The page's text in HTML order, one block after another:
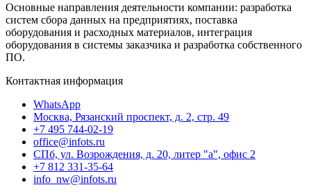
Основные направления деятельности компании: разработка
систем сбора данных на предприятиях, поставка
оборудования и расходных материалов, интеграция
оборудования в системы заказчика и разработка собственного
ПО.
Контактная информация
WhatsApp
Москва, Рязанский проспект, д. 2, стр. 49
+7 495 744-02-19
office@infots.ru
СПб, ул. Возрождения, д. 20, литер "a", офис 2
+7 812 331-35-64
info_nw@infots.ru